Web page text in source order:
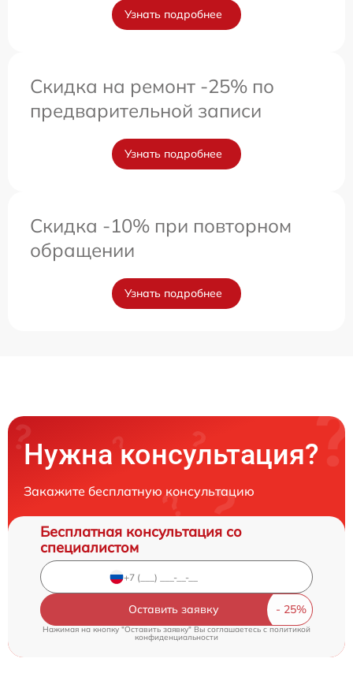
Узнать подробнее
Скидка на ремонт -25% по
предварительной записи
Узнать подробнее
Скидка -10% при повторном
обращении
Узнать подробнее
Нужна консультация?
Закажите бесплатную консультацию
Бесплатная консультация со
специалистом
Оставить заявку
Нажимая на кнопку "Оставить заявку" Вы соглашаетесь c политикой
конфиденциальности